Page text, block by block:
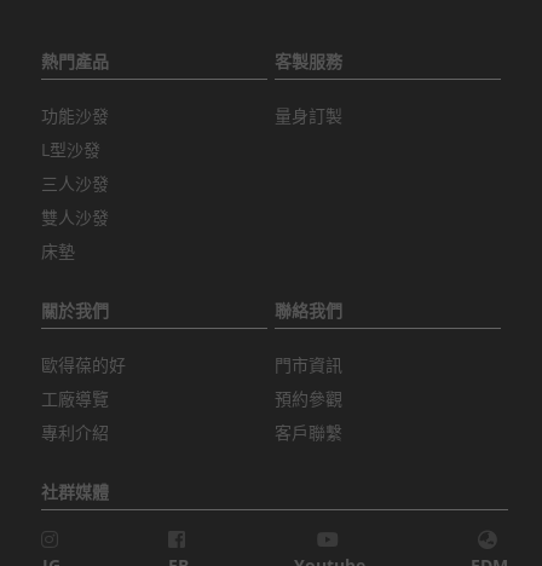
熱門產品
功能沙發
L型沙發
三人沙發
雙人沙發
床墊
客製服務
量身訂製
關於我們
歐得葆的好
工廠導覽
專利介紹
聯絡我們
門市資訊
預約參觀
客戶聯繫
社群媒體